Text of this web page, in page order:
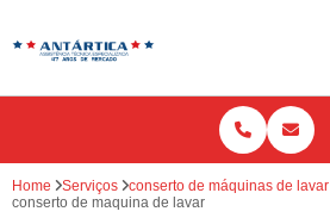
Home Serviços
conserto de máquinas de lavar
conserto de maquina de lavar